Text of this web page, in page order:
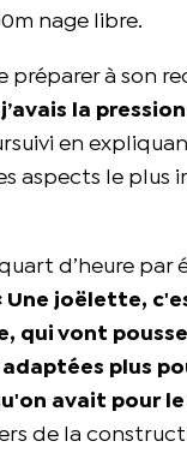
nage libre.
préparer à son
j’avais la
en
aspects le
d’heure
Une joëlette,
vont
plus
avait pour
de la